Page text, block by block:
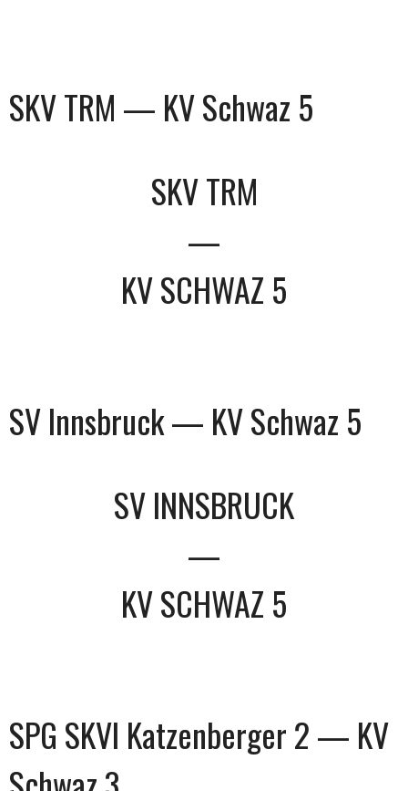
SKV TRM — KV Schwaz 5
SKV TRM
—
KV SCHWAZ 5
SV Innsbruck — KV Schwaz 5
SV INNSBRUCK
—
KV SCHWAZ 5
SPG SKVI Katzenberger 2 — KV